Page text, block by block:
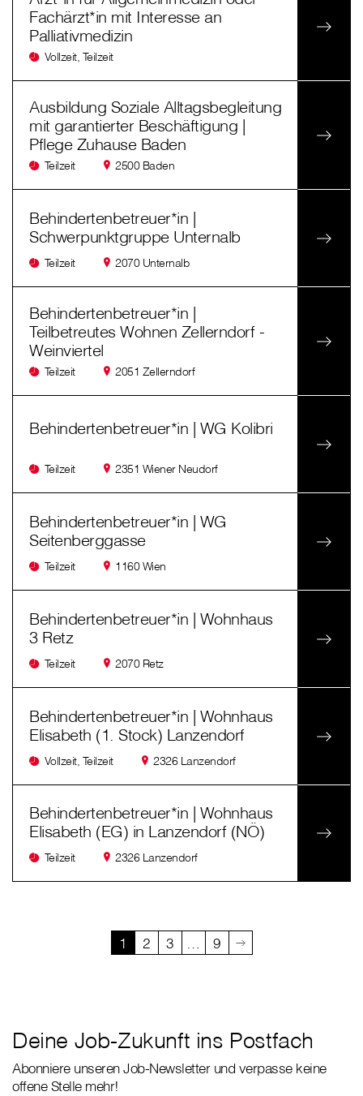
Fachärzt*in mit Interesse an
Palliativmedizin
Vollzeit, Teilzeit
Ausbildung Soziale Alltagsbegleitung
mit garantierter Beschäftigung |
Pflege Zuhause Baden
Teilzeit 2500 Baden
Behindertenbetreuer*in |
Schwerpunktgruppe Unternalb
Teilzeit 2070 Unternalb
Behindertenbetreuer*in |
Teilbetreutes Wohnen Zellerndorf -
Weinviertel
Teilzeit 2051 Zellerndorf
Behindertenbetreuer*in | WG Kolibri
Teilzeit 2351 Wiener Neudorf
Behindertenbetreuer*in | WG
Seitenberggasse
Teilzeit 1160 Wien
Behindertenbetreuer*in | Wohnhaus
3 Retz
Teilzeit 2070 Retz
Behindertenbetreuer*in | Wohnhaus
Elisabeth (1. Stock) Lanzendorf
Vollzeit, Teilzeit 2326 Lanzendorf
Behindertenbetreuer*in | Wohnhaus
Elisabeth (EG) in Lanzendorf (NÖ)
Teilzeit 2326 Lanzendorf
1 2 3 … 9
Deine Job-Zukunft ins Postfach
Abonniere unseren Job-Newsletter und verpasse keine
offene Stelle mehr!